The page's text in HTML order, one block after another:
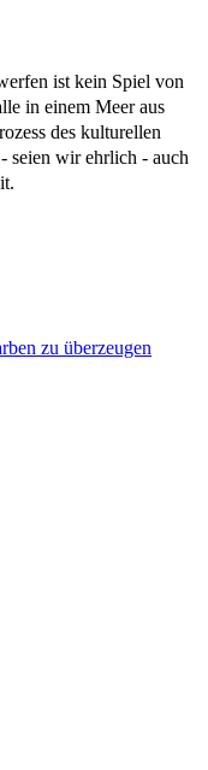
ist kein Spiel von
in einem Meer aus
des kulturellen
seien wir ehrlich - auch
zu überzeugen